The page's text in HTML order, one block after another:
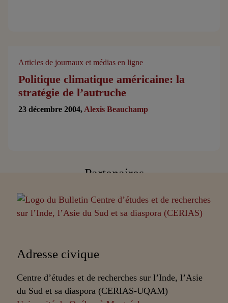
Articles de journaux et médias en ligne
Politique climatique américaine: la
stratégie de l’autruche
23 décembre 2004, Alexis Beauchamp
Partenaires
Adresse civique
Centre d’études et de recherches sur l’Inde, l’Asie
du Sud et sa diaspora (CERIAS-UQAM)